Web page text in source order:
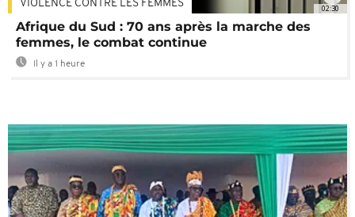
02:30
VIOLENCE CONTRE LES FEMMES
Afrique du Sud : 70 ans après la marche des
femmes, le combat continue
Il y a 1 heure